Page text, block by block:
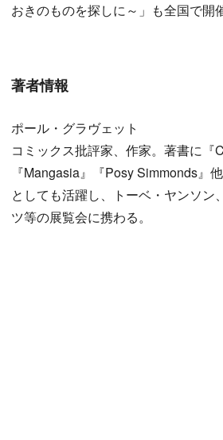
おきのものを探しに～」も全国で開
著者情報
ポール・グラヴェット
コミックス批評家、作家。著書に『
『Mangasia』『Posy Simmonds』
としても活躍し、トーベ・ヤンソン
ツ等の展覧会に携わる。